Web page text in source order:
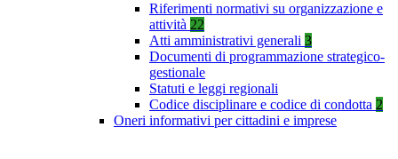
Riferimenti normativi su organizzazione e
attività 22
Atti amministrativi generali 3
Documenti di programmazione strategico-
gestionale
Statuti e leggi regionali
Codice disciplinare e codice di condotta 2
Oneri informativi per cittadini e imprese